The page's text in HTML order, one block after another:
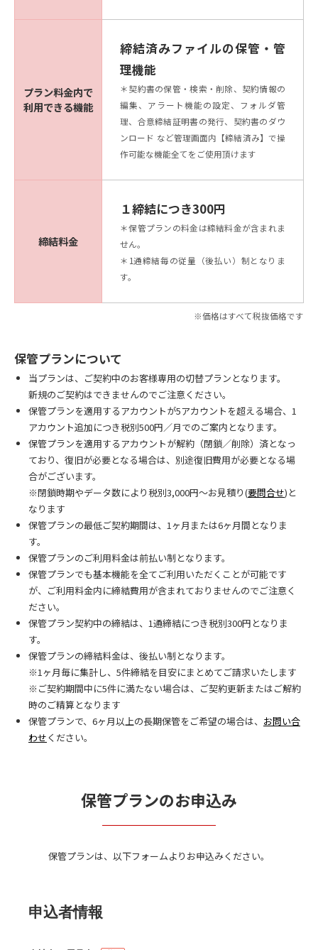
プラン料金内で
利用できる機能
締結済みファイルの保管・管
理機能
＊契約書の保管・検索・削除、契約情報の
編集、アラート機能の設定、フォルダ管
理、合意締結証明書の発行、契約書のダウ
ンロード など管理画面内【締結済み】で操
作可能な機能全てをご使用頂けます
締結料金
１締結につき300円
＊保管プランの料金は締結料金が含まれま
せん。
＊1通締結毎の従量（後払い）制となりま
す。
※価格はすべて税抜価格です
保管プランについて
当プランは、ご契約中のお客様専用の切替プランとなります。
新規のご契約はできませんのでご注意ください。
保管プランを適用するアカウントが5アカウントを超える場合、1
アカウント追加につき税別500円／月でのご案内となります。
保管プランを適用するアカウントが解約（閉鎖／削除）済となっ
ており、復旧が必要となる場合は、別途復旧費用が必要となる場
合がございます。
※閉鎖時期やデータ数により税別3,000円～お見積り(要問合せ)と
なります
保管プランの最低ご契約期間は、1ヶ月または6ヶ月間となりま
す。
保管プランのご利用料金は前払い制となります。
保管プランでも基本機能を全てご利用いただくことが可能です
が、ご利用料金内に締結費用が含まれておりませんのでご注意く
ださい。
保管プラン契約中の締結は、1通締結につき税別300円となりま
す。
保管プランの締結料金は、後払い制となります。
※1ヶ月毎に集計し、5件締結を目安にまとめてご請求いたします
※ご契約期間中に5件に満たない場合は、ご契約更新またはご解約
時のご精算となります
保管プランで、6ヶ月以上の長期保管をご希望の場合は、 お問い合
わせください。
保管プランのお申込み
保管プランは、以下フォームよりお申込みください。
申込者情報